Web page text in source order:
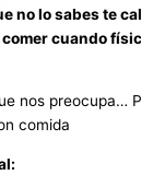
no lo sabes te
cuando
nos preocupa…
comida